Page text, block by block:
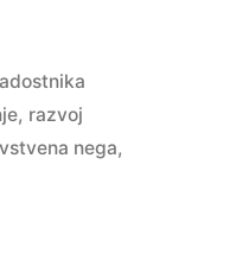
, razvoj
nega,